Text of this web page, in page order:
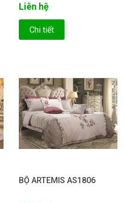
Liên hệ
Chi tiết
BỘ ARTEMIS AS1806